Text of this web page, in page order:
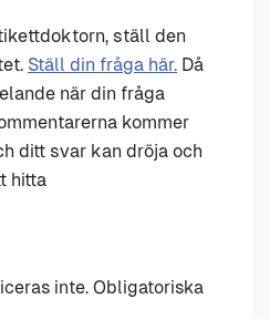
ställ den
Ställ din fråga här. Då
när din fråga
kommer
ditt svar kan dröja och
hitta
inte. Obligatoriska